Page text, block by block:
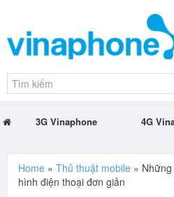
3G Vinaphone 4G
Home » Thủ thuật mobile »
hình điện thoại đơn giản